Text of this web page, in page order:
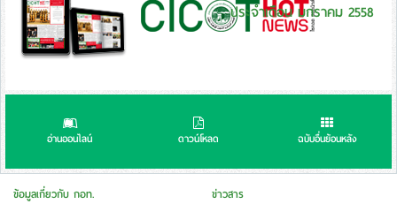
ประจำเดือน มกราคม 2558
อ่านออนไลน์ ดาวน์โหลด ฉบับอื่นย้อนหลัง
ข้อมูลเกี่ยวกับ กอท. ข่าวสาร